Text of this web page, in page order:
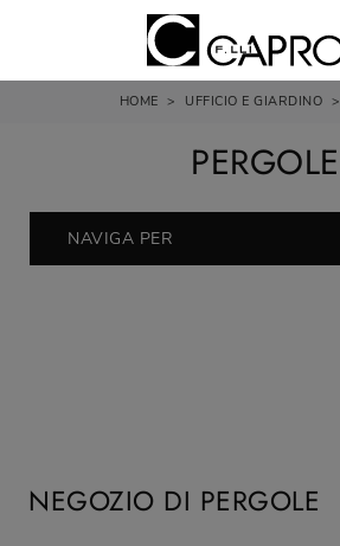
HOME > UFFICIO E GIARDINO >
PERGOLE
NAVIGA PER
NEGOZIO DI PERGOLE